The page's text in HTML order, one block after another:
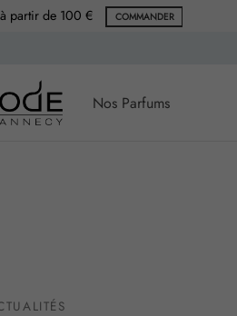
partir de 100 € COMMANDER
Nos Parfums